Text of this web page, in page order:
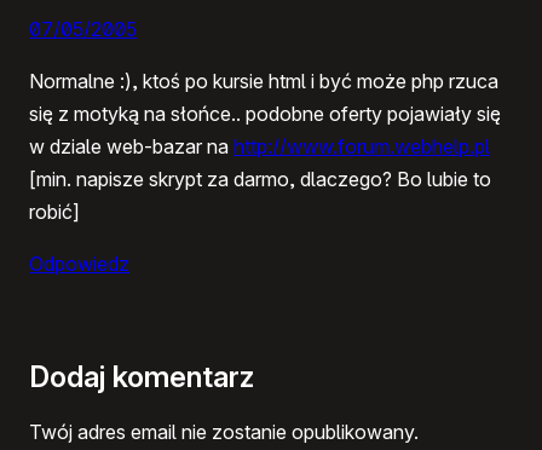
07/05/2005
Normalne :), ktoś po kursie html i być może php rzuca
się z motyką na słońce.. podobne oferty pojawiały się
w dziale web-bazar na http://www.forum.webhelp.pl
[min. napisze skrypt za darmo, dlaczego? Bo lubie to
robić]
Odpowiedz
Dodaj komentarz
Twój adres email nie zostanie opublikowany.